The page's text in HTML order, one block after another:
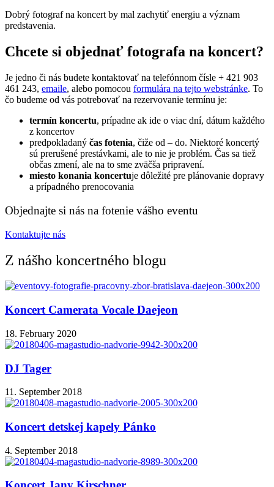
Dobrý fotograf na koncert by mal zachytiť energiu a význam
predstavenia.
Chcete si objednať fotografa na koncert?
Je jedno či nás budete kontaktovať na telefónnom čísle + 421 903
461 243, emaile, alebo pomocou formulára na tejto webstránke. To
čo budeme od vás potrebovať na rezervovanie termínu je:
termín koncertu, prípadne ak ide o viac dní, dátum každého
z koncertov
predpokladaný čas fotenia, čiže od – do. Niektoré koncertý
sú prerušené prestávkami, ale to nie je problém. Čas sa tiež
občas zmení, ale na to sme zväčša pripravení.
miesto konania koncertuje dôležité pre plánovanie dopravy
a prípadného prenocovania
Objednajte si nás na fotenie vášho eventu
Kontaktujte nás
Z nášho koncertného blogu
Koncert Camerata Vocale Daejeon
18. February 2020
DJ Tager
11. September 2018
Koncert detskej kapely Pánko
4. September 2018